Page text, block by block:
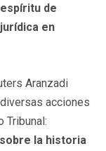
espíritu de
en
Aranzadi
acciones
Tribunal:
la historia